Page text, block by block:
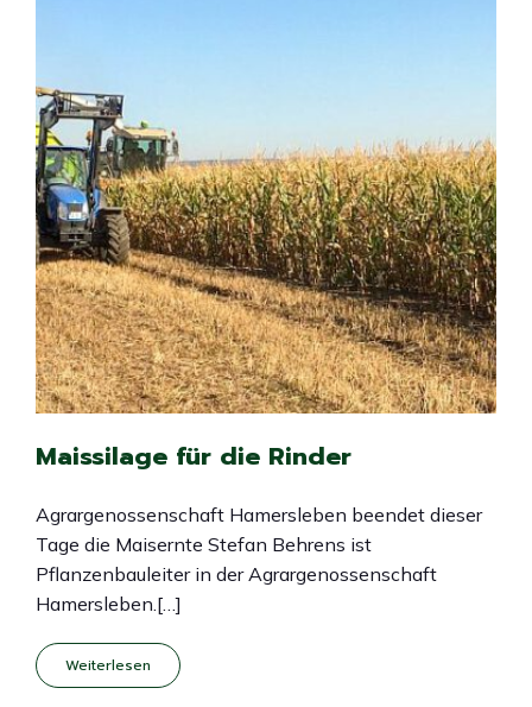
Maissilage für die Rinder
Agrargenossenschaft Hamersleben beendet dieser
Tage die Maisernte Stefan Behrens ist
Pflanzenbauleiter in der Agrargenossenschaft
Hamersleben.[…]
Weiterlesen